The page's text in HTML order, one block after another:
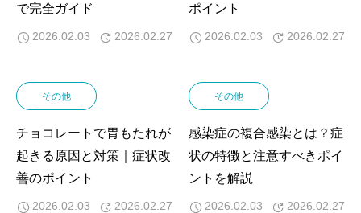
で完全ガイド
2026.02.03 2026.02.27
ポイント
2026.02.03 2026.02.27
その他
チョコレートで胃もたれが
起きる原因と対策｜症状改
善のポイント
2026.02.03 2026.02.27
その他
感染症の複合感染とは？症
状の特徴と注意すべきポイ
ントを解説
2026.02.03 2026.02.27